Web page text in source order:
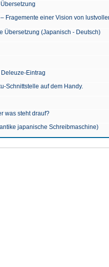
Fragemente einer Vision von
Übersetzung (Japanisch - Deutsch)
Eintrag
Schnittstelle auf dem Handy.
was steht drauf?
japanische Schreibmaschine)